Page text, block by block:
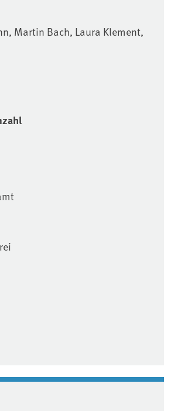
Martin Bach, Laura Klement,